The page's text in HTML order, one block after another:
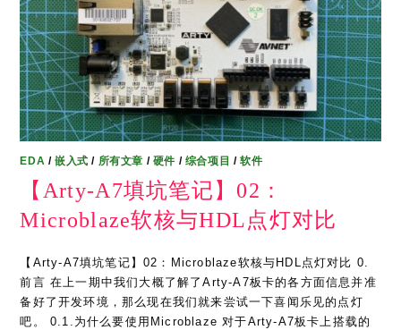
EDA /嵌入式 / 所有文章 / 硬件 / 综合项目 /软件
【Arty-A7填坑笔记】02：
Microblaze软核与HDL点灯对比
【Arty-A7填坑笔记】02：Microblaze软核与HDL点灯对比 0.
前言 在上一期中我们大概了解了Arty-A7板卡的各方面信息并准
备好了开发环境，那么现在我们就来尝试一下喜闻乐见的点灯
吧。 0.1.为什么要使用Microblaze 对于Arty-A7板卡上搭载的